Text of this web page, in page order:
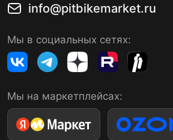
info@pitbikemarket.ru
Мы в социальных сетях:
Мы на маркетплейсах: